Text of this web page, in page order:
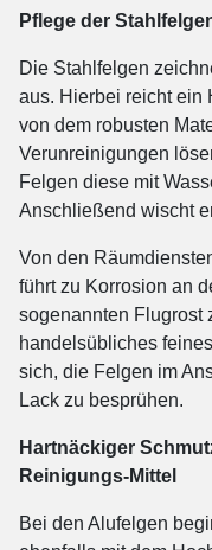
Pflege der
Die Stahlfelgen
aus. Hierbei reicht ein
von dem robusten
Verunreinigungen
Felgen diese mit
Anschließend wischt
Von den
führt zu Korrosion an
sogenannten Flugrost
handelsübliches
sich, die Felgen im
Lack zu besprühen.
Hartnäckiger
Reinigungs-Mittel
Bei den Alufelgen